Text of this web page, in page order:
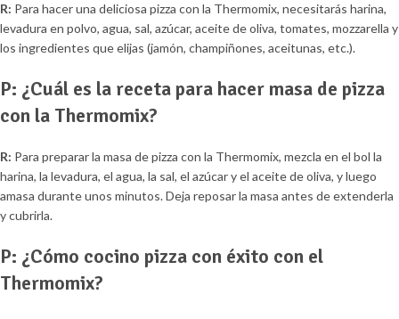
R: Para hacer una deliciosa pizza con la Thermomix, necesitarás harina,
levadura en polvo, agua, sal, azúcar, aceite de oliva, tomates, mozzarella y
los ingredientes que elijas (jamón, champiñones, aceitunas, etc.).
P: ¿Cuál es la receta para hacer masa de pizza
con la Thermomix?
R: Para preparar la masa de pizza con la Thermomix, mezcla en el bol la
harina, la levadura, el agua, la sal, el azúcar y el aceite de oliva, y luego
amasa durante unos minutos. Deja reposar la masa antes de extenderla
y cubrirla.
P: ¿Cómo cocino pizza con éxito con el
Thermomix?